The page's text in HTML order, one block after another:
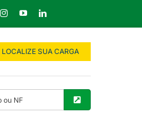
LOCALIZE SUA CARGA